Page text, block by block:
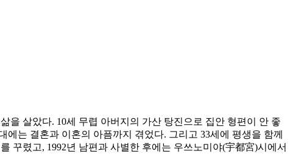
을 살았다. 10세 무렵 아버지의 가산 탕진으로 집안 형편이 안 좋
는 결혼과 이혼의 아픔까지 겪었다. 그리고 33세에 평생을 함께
꾸렸고, 1992년 남편과 사별한 후에는 우쓰노미야(宇都宮)시에서